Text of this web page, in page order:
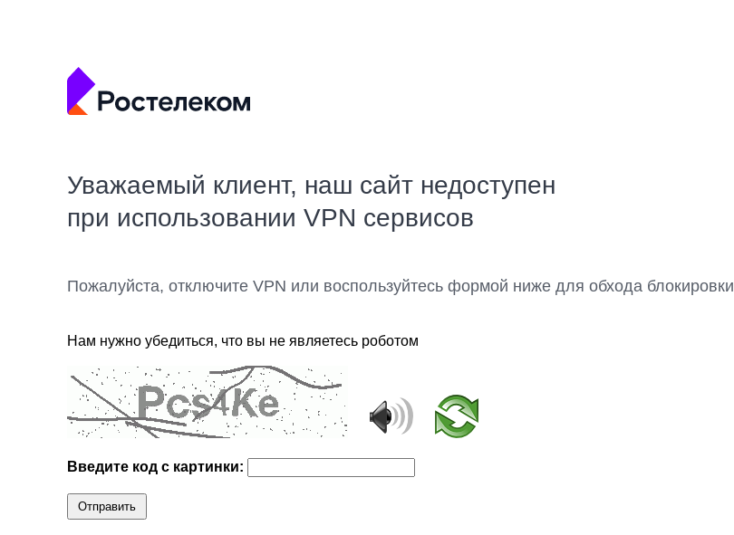
Уважаемый клиент, наш сайт недоступен
при использовании VPN сервисов
Пожалуйста, отключите VPN или воспользуйтесь формой ниже для обхода блокировки
Нам нужно убедиться, что вы не являетесь роботом
Введите код с картинки:
Отправить